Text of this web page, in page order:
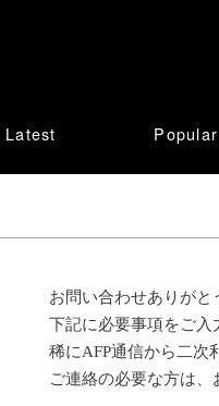
Latest Popular
お問い合わせありがと
下記に必要事項をご入
稀にAFP通信から二次
ご連絡の必要な方は